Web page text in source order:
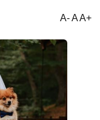
A- A A+